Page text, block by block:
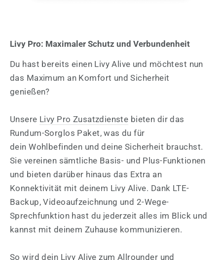
Livy Pro: Maximaler Schutz und Verbundenheit
Du hast bereits einen Livy Alive und möchtest nun
das Maximum an Komfort und Sicherheit
genießen?
Unsere Livy Pro Zusatzdienste bieten dir das
Rundum-Sorglos Paket, was du für
dein Wohlbefinden und deine Sicherheit brauchst.
Sie vereinen sämtliche Basis- und Plus-Funktionen
und bieten darüber hinaus das Extra an
Konnektivität mit deinem Livy Alive. Dank LTE-
Backup, Videoaufzeichnung und 2-Wege-
Sprechfunktion hast du jederzeit alles im Blick und
kannst mit deinem Zuhause kommunizieren.
So wird dein Livy Alive zum Allrounder und